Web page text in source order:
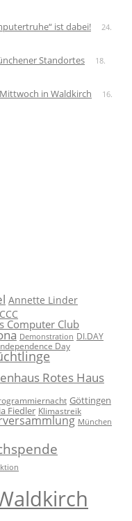
ist dabei!
24.
Standortes
18.
in Waldkirch
16.
Annette Linder
CCC
Computer Club
Demonstration DI.DAY
Day
Rotes Haus
Göttingen
Fiedler Klimastreik
München